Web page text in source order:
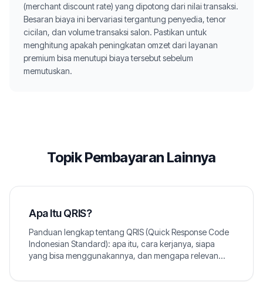
(merchant discount rate) yang dipotong dari nilai transaksi.
Besaran biaya ini bervariasi tergantung penyedia, tenor
cicilan, dan volume transaksi salon. Pastikan untuk
menghitung apakah peningkatan omzet dari layanan
premium bisa menutupi biaya tersebut sebelum
memutuskan.
Topik Pembayaran Lainnya
Apa Itu QRIS?
Panduan lengkap tentang QRIS (Quick Response Code
Indonesian Standard): apa itu, cara kerjanya, siapa
yang bisa menggunakannya, dan mengapa relevan